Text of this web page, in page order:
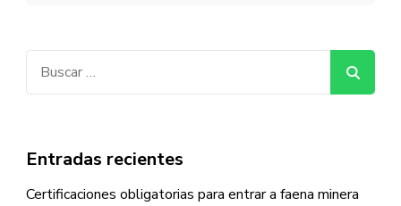
Entradas recientes
Certificaciones obligatorias para entrar a faena minera